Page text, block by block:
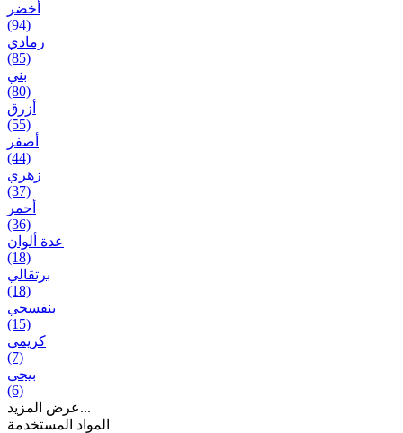
أخضر
(94)
رمادي
(85)
بني
(80)
أزرق
(55)
أصفر
(44)
زهري
(37)
أحمر
(36)
عدة ألوان
(18)
برتقالي
(18)
بنفسجي
(15)
کریمی
(7)
بيجی
(6)
عرض المزيد...
المواد المستخدمة